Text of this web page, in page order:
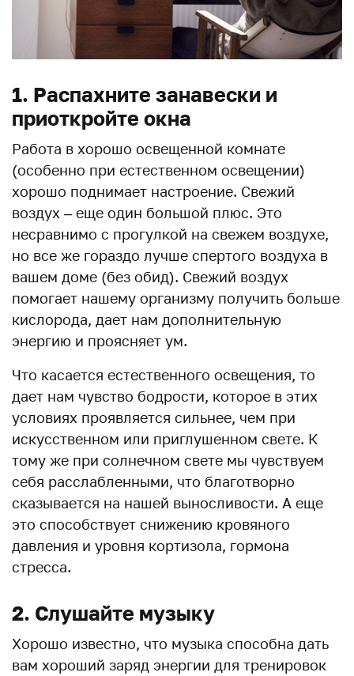
1. Распахните занавески и
приоткройте окна
Работа в хорошо освещенной комнате
(особенно при естественном освещении)
хорошо поднимает настроение. Свежий
воздух – еще один большой плюс. Это
несравнимо с прогулкой на свежем воздухе,
но все же гораздо лучше спертого воздуха в
вашем доме (без обид). Свежий воздух
помогает нашему организму получить больше
кислорода, дает нам дополнительную
энергию и проясняет ум.
Что касается естественного освещения, то
дает нам чувство бодрости, которое в этих
условиях проявляется сильнее, чем при
искусственном или приглушенном свете. К
тому же при солнечном свете мы чувствуем
себя расслабленными, что благотворно
сказывается на нашей выносливости. А еще
это способствует снижению кровяного
давления и уровня кортизола, гормона
стресса.
2. Слушайте музыку
Хорошо известно, что музыка способна дать
вам хороший заряд энергии для тренировок